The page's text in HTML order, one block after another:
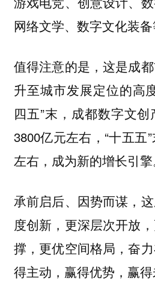
网络文学、数字文化装备
值得注意的是，这是成
升至城市发展定位的高
四五”末，成都数字文
3800亿元左右，“十五五
左右，成为新的增长引擎
承前启后、因势而谋，
度创新，更深层次开放
撑，更优空间格局，奋
得主动，赢得优势，赢得